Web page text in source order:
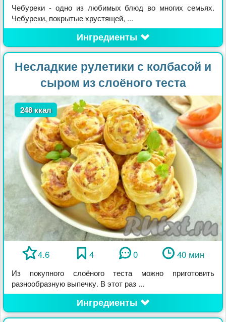
Чебуреки - одно из любимых блюд во многих семьях.
Чебуреки, покрытые хрустящей, ...
Ингредиенты
Несладкие рулетики с колбасой и
сыром из слоёного теста
248 ккал
4.6 4 0 40 мин
Из покупного слоёного теста можно приготовить
разнообразную выпечку. В этот раз ...
Ингредиенты